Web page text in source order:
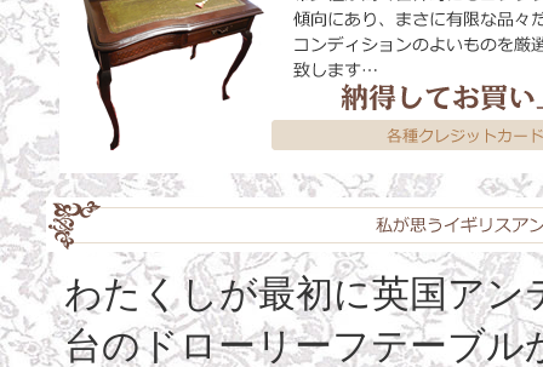
わたくしが最初に英国ア
台のドローリーフテーブル